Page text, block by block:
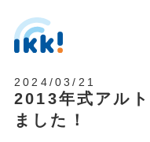
2024/03/21
2013年式アル
ました！